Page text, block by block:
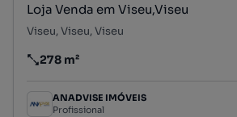
Loja Venda em Viseu,Viseu
Viseu, Viseu, Viseu
Preço por metro quadrado
278 m²
ANADVISE IMÓVEIS
Profissional